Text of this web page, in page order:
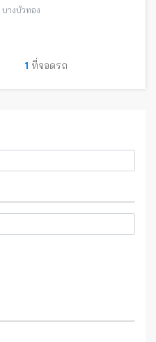
บางบัวทอง
1 ที่จอดรถ